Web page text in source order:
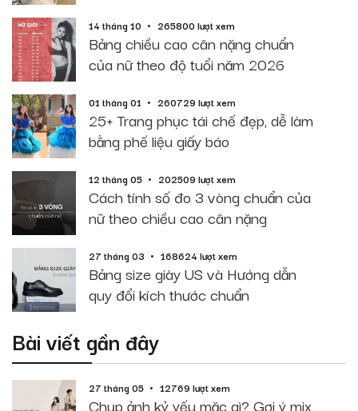
14 tháng 10 265800 lượt xem
Bảng chiều cao cân nặng chuẩn
của nữ theo độ tuổi năm 2026
01 tháng 01 260729 lượt xem
25+ Trang phục tái chế đẹp, dễ làm
bằng phế liệu giấy báo
12 tháng 05 202509 lượt xem
Cách tính số đo 3 vòng chuẩn của
nữ theo chiều cao cân nặng
27 tháng 03 168624 lượt xem
Bảng size giày US và Hướng dẫn
quy đổi kích thước chuẩn
Bài viết gần đây
27 tháng 05 12769 lượt xem
Chụp ảnh kỷ yếu mặc gì? Gợi ý mix